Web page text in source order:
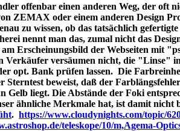
offenbar einen anderen Weg, der oft
ZEMAX oder einem anderen Design
zu wissen, ob das tatsächlich
nennt man das, zumal nicht das
Erscheinungsbild der Webseiten mit
versäumen nicht, die "Linse"
opt. Bank prüfen lassen. Die
Sterntest beweist, daß der
liegt. Die Abstände der Foki
ähnliche Merkmale hat, ist damit nicht
. https://www.cloudynights.com/topic/
teleskope/10/m,Agema-